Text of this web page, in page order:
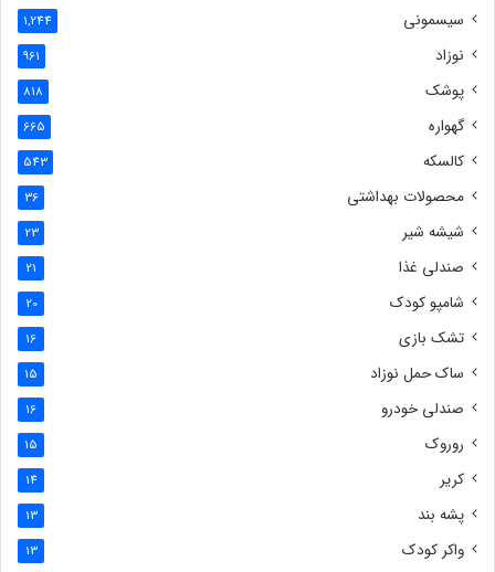
سیسمونی 1,244
نوزاد 961
پوشک 818
گهواره 665
کالسکه 543
محصولات بهداشتی 36
شیشه شیر 23
صندلی غذا 21
شامپو کودک 20
تشک بازی 16
ساک حمل نوزاد 15
صندلی خودرو 16
روروک 15
کریر 14
پشه بند 13
واکر کودک 13